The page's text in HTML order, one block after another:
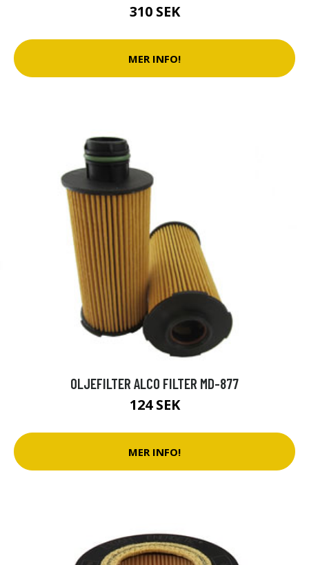
310 SEK
MER INFO!
OLJEFILTER ALCO FILTER MD-877
124 SEK
MER INFO!